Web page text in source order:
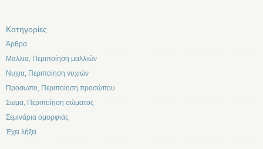
Kατηγορίες
Άρθρα
Μαλλια, Περιποίηση μαλλιών
Νυχια, Περιποίηση νυχιών
Προσωπο, Περιποίηση προσώπου
Σωμα, Περιποίηση σώματος
Σεμινάρια ομορφιάς
Έχει λήξει